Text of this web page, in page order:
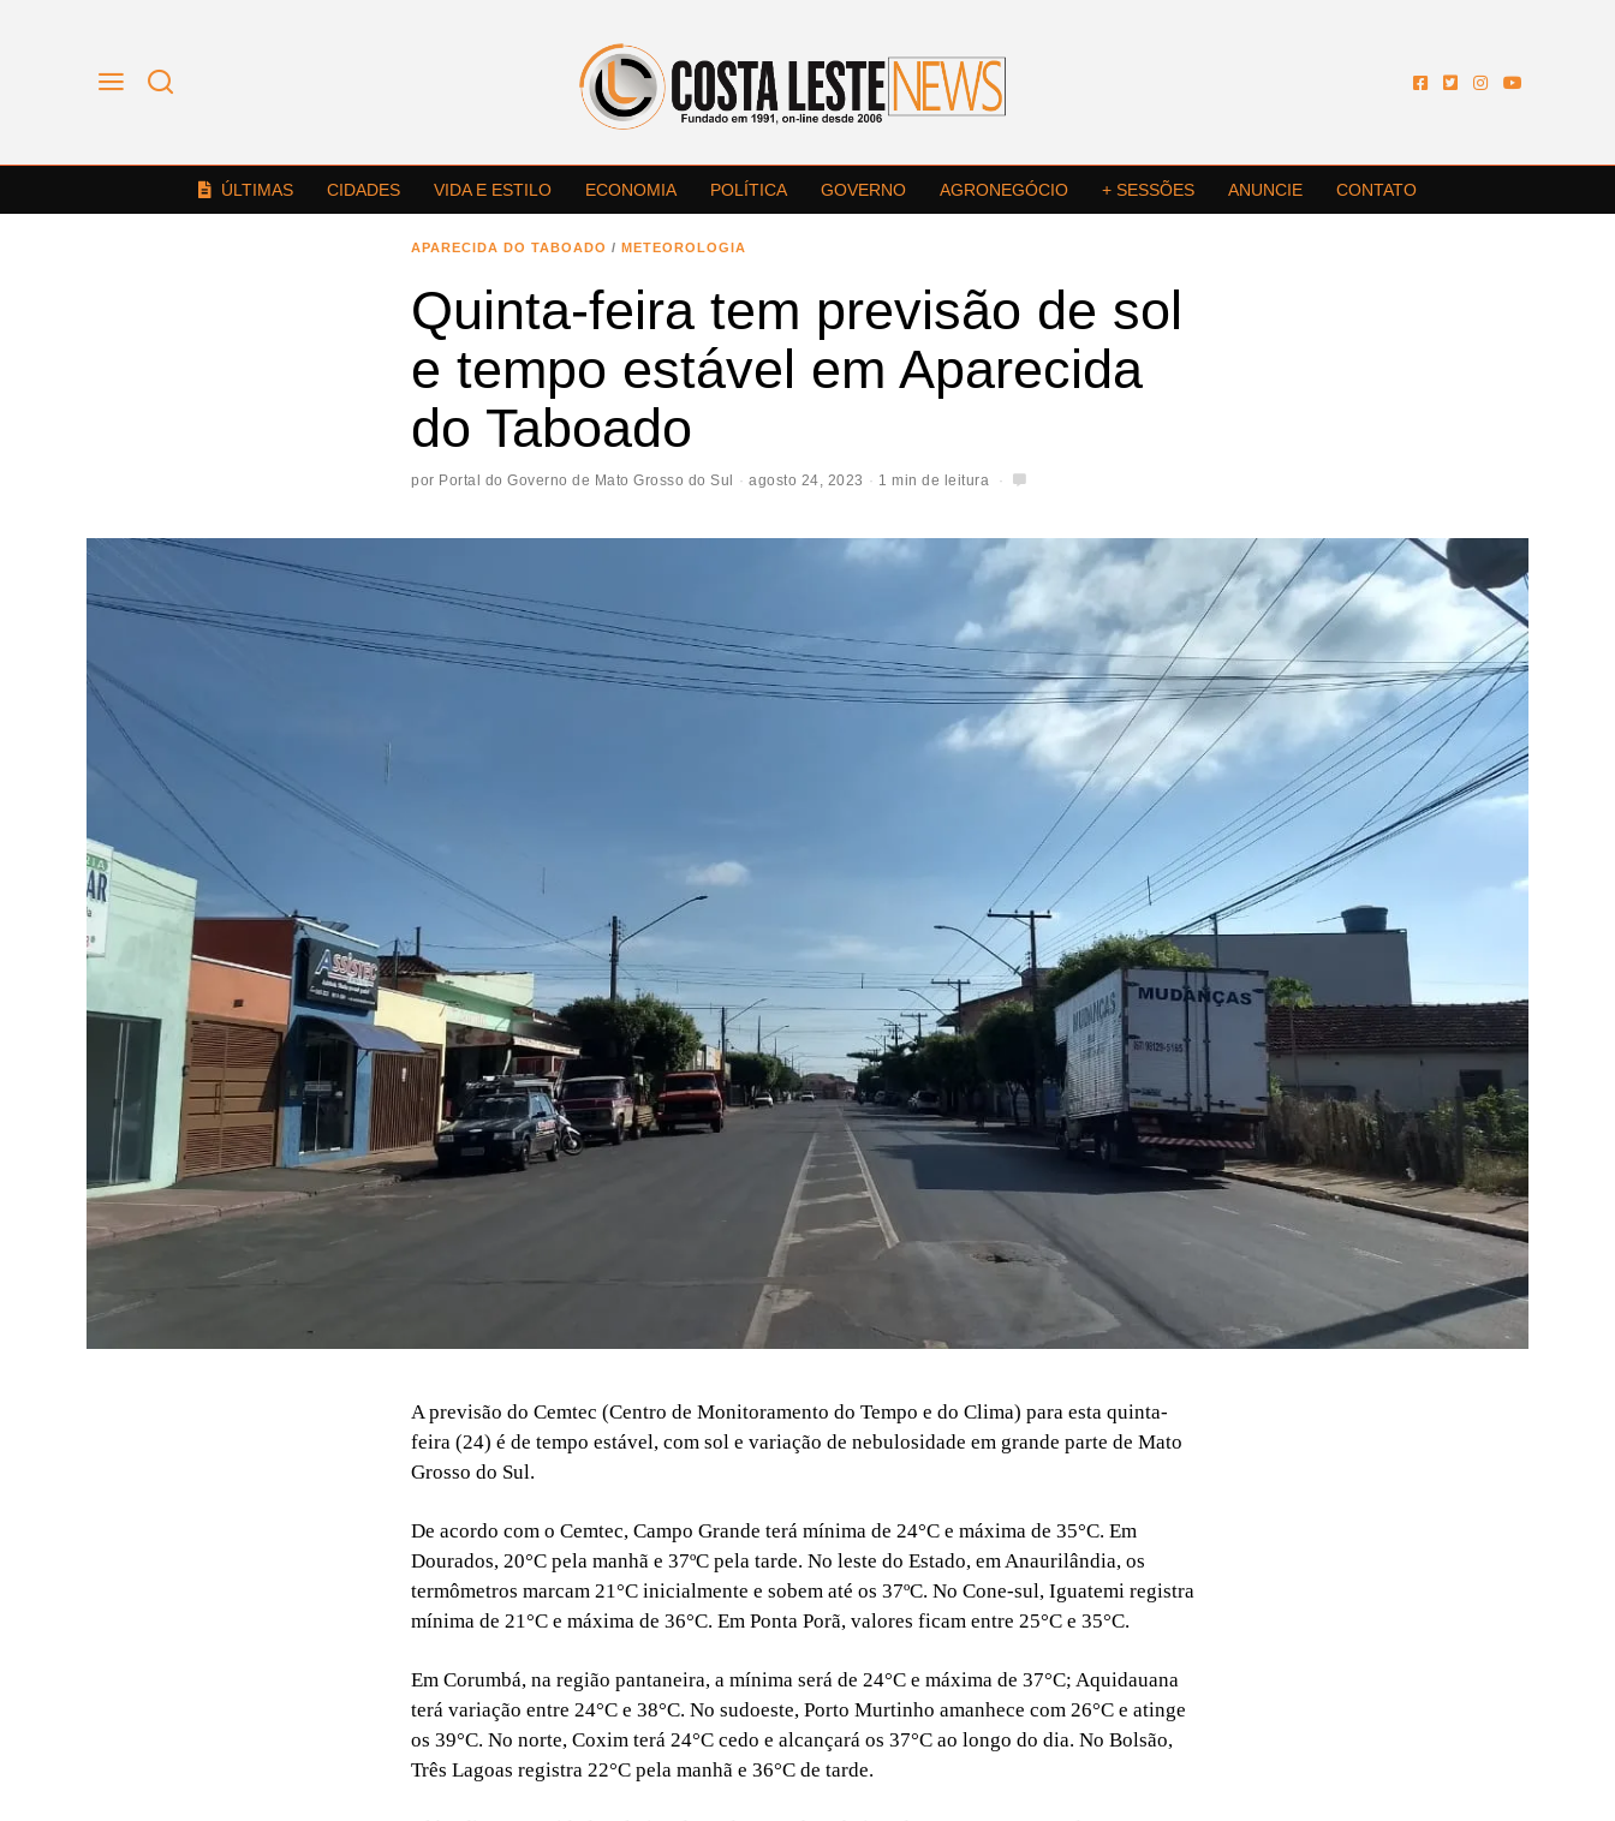
ÚLTIMAS CIDADES VIDA E ESTILO ECONOMIA POLÍTICA GOVERNO AGRONEGÓCIO + SESSÕES ANUNCIE CONTATO
APARECIDA DO TABOADO / METEOROLOGIA
Quinta-feira tem previsão de sol
e tempo estável em Aparecida
do Taboado
por Portal do Governo de Mato Grosso do Sul agosto 24, 2023 1 min de leitura
A previsão do Cemtec (Centro de Monitoramento do Tempo e do Clima) para esta quinta-
feira (24) é de tempo estável, com sol e variação de nebulosidade em grande parte de Mato
Grosso do Sul.
De acordo com o Cemtec, Campo Grande terá mínima de 24°C e máxima de 35°C. Em
Dourados, 20°C pela manhã e 37ºC pela tarde. No leste do Estado, em Anaurilândia, os
termômetros marcam 21°C inicialmente e sobem até os 37ºC. No Cone-sul, Iguatemi registra
mínima de 21°C e máxima de 36°C. Em Ponta Porã, valores ficam entre 25°C e 35°C.
Em Corumbá, na região pantaneira, a mínima será de 24°C e máxima de 37°C; Aquidauana
terá variação entre 24°C e 38°C. No sudoeste, Porto Murtinho amanhece com 26°C e atinge
os 39°C. No norte, Coxim terá 24°C cedo e alcançará os 37°C ao longo do dia. No Bolsão,
Três Lagoas registra 22°C pela manhã e 36°C de tarde.